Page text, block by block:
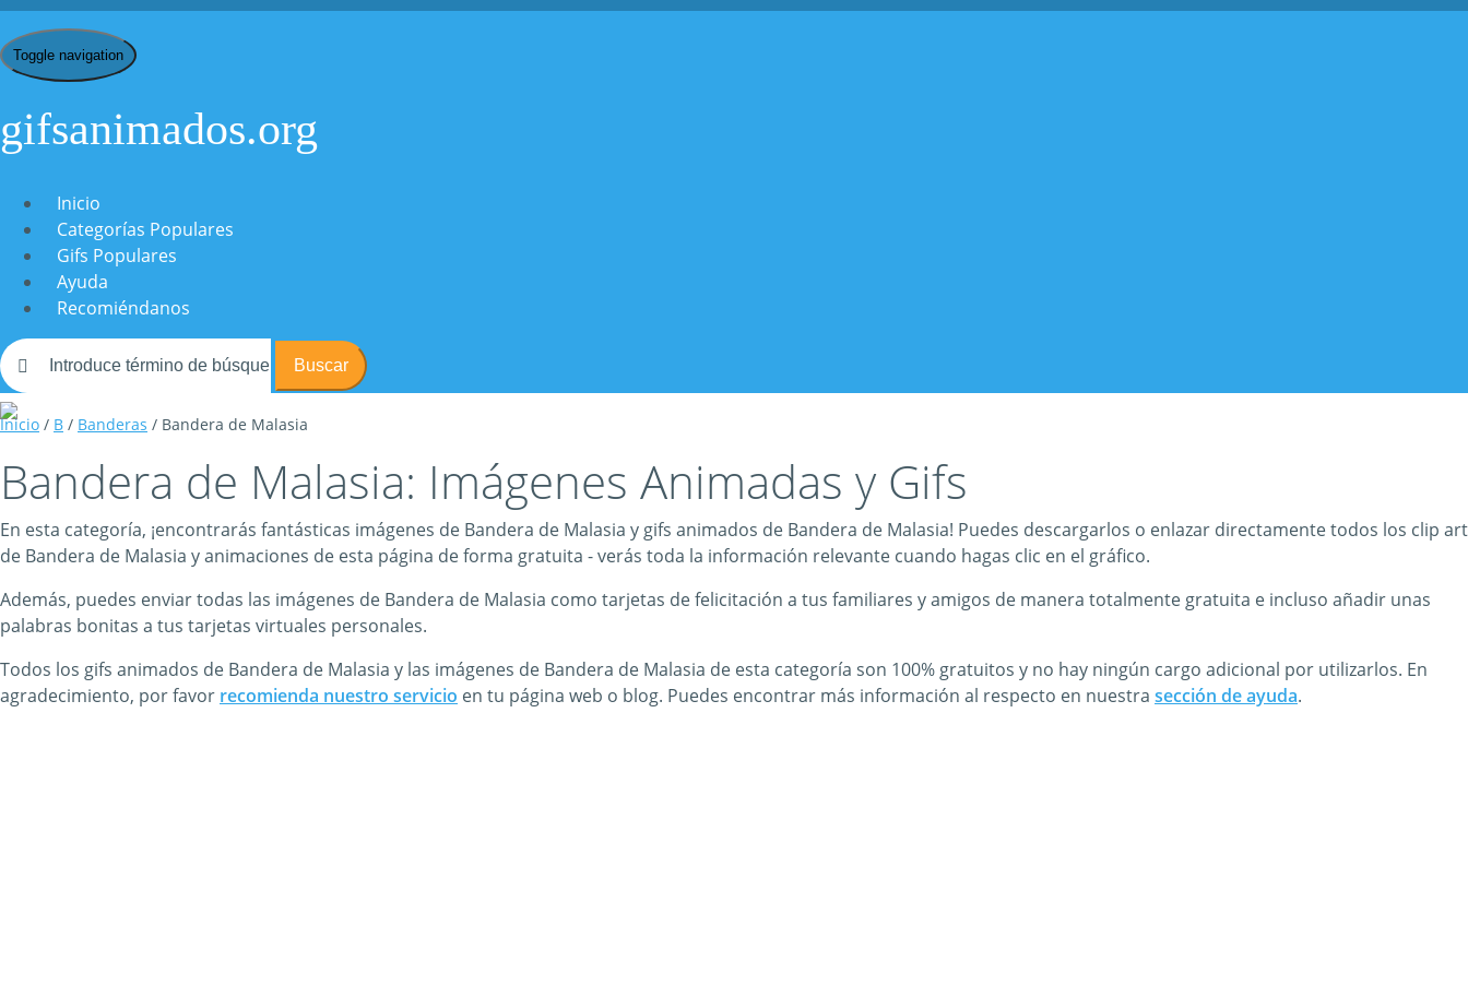
Toggle navigation
gifsanimados.org
Inicio
Categorías Populares
Gifs Populares
Ayuda
Recomiéndanos
Buscar
Inicio / B / Banderas / Bandera de Malasia
Bandera de Malasia: Imágenes Animadas y Gifs
En esta categoría, ¡encontrarás fantásticas imágenes de Bandera de Malasia y gifs animados de Bandera de Malasia! Puedes descargarlos o enlazar directamente todos los clip art
de Bandera de Malasia y animaciones de esta página de forma gratuita - verás toda la información relevante cuando hagas clic en el gráfico.
Además, puedes enviar todas las imágenes de Bandera de Malasia como tarjetas de felicitación a tus familiares y amigos de manera totalmente gratuita e incluso añadir unas
palabras bonitas a tus tarjetas virtuales personales.
Todos los gifs animados de Bandera de Malasia y las imágenes de Bandera de Malasia de esta categoría son 100% gratuitos y no hay ningún cargo adicional por utilizarlos. En
agradecimiento, por favor recomienda nuestro servicio en tu página web o blog. Puedes encontrar más información al respecto en nuestra sección de ayuda.